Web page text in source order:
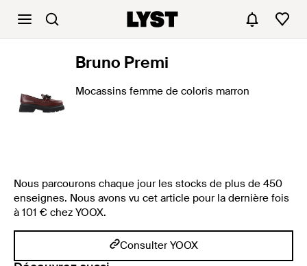
Bruno Premi
Mocassins femme de coloris marron
Nous parcourons chaque jour les stocks de plus de 450
enseignes. Nous avons vu cet article pour la dernière fois
à 101 € chez YOOX.
Consulter YOOX